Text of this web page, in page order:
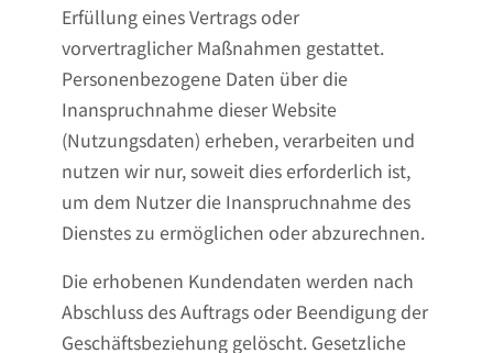
Erfüllung eines Vertrags oder
vorvertraglicher Maßnahmen gestattet.
Personenbezogene Daten über die
Inanspruchnahme dieser Website
(Nutzungsdaten) erheben, verarbeiten und
nutzen wir nur, soweit dies erforderlich ist,
um dem Nutzer die Inanspruchnahme des
Dienstes zu ermöglichen oder abzurechnen.
Die erhobenen Kundendaten werden nach
Abschluss des Auftrags oder Beendigung der
Geschäftsbeziehung gelöscht. Gesetzliche